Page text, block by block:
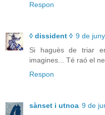
Respon
◊ dissident ◊ 9 de
Si haguès de triar
imagines... Té raó el
Respon
sànset i utnoa 9 de